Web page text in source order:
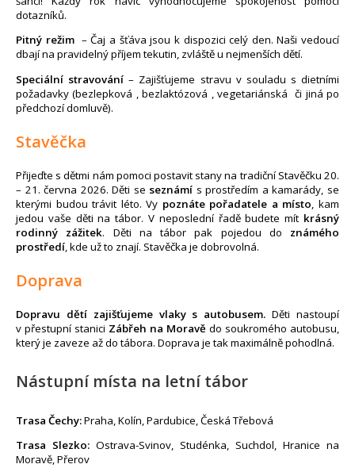
dotazníků.
Pitný režim– Čaj a šťáva jsou k dispozici celý den. Naši vedoucí
dbají na pravidelný příjem tekutin, zvláště u nejmenších dětí.
Speciální stravování – Zajišťujeme stravu v souladu s dietními
požadavky (bezlepková , bezlaktózová , vegetariánská či jiná po
předchozí domluvě).
Stavěčka
Přijeďte s dětmi nám pomoci postavit stany na tradiční Stavěčku 20.
– 21. června 2026. Děti se seznámí s prostředím a kamarády, se
kterými budou trávit léto. Vy poznáte pořadatele a místo, kam
jedou vaše děti na tábor. V neposlední řadě budete mít krásný
rodinný zážitek. Děti na tábor pak pojedou do známého
prostředí, kde už to znají. Stavěčka je dobrovolná.
Doprava
Dopravu dětí zajišťujeme vlaky s autobusem. Děti nastoupí
v přestupní stanici Zábřeh na Moravě do soukromého autobusu,
který je zaveze až do tábora. Doprava je tak maximálně pohodlná.
Nástupní místa na letní tábor
Trasa Čechy:Praha, Kolín, Pardubice, Česká Třebová
Trasa Slezko: Ostrava-Svinov, Studénka, Suchdol, Hranice na
Moravě, Přerov